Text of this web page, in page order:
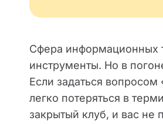
Cфера информационных
инструменты. Но в
Если задаться
легко потеряться в
закрытый клуб, и вас не